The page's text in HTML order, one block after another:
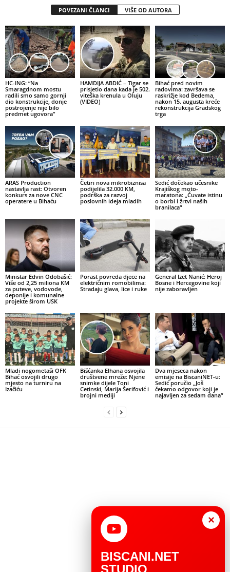
POVEZANI ČLANCI VIŠE OD AUTORA
HC-ING: “Na
Smaragdnom mostu
radili smo samo gornji
dio konstrukcije, donje
postrojenje nije bilo
predmet ugovora”
HAMDIJA ABDIĆ – Tigar se
prisjetio dana kada je 502.
viteška krenula u Oluju
(VIDEO)
Bihać pred novim
radovima: završava se
raskrižje kod Bedema,
nakon 15. augusta kreće
rekonstrukcija Gradskog
trga
ARAS Production
nastavlja rast: Otvoren
konkurs za nove CNC
operatere u Bihaću
Četiri nova mikrobiznisa
podijelila 32.000 KM,
podrška za razvoj
poslovnih ideja mladih
Sedić dočekao učesnike
Krajiškog moto-
maratona: „Čuvate istinu
o borbi i žrtvi naših
branilaca“
Ministar Edvin Odobašić:
Više od 2,25 miliona KM
za puteve, vodovode,
deponije i komunalne
projekte širom USK
Porast povreda djece na
električnim romobilima:
Stradaju glava, lice i ruke
General Izet Nanić: Heroj
Bosne i Hercegovine koji
nije zaboravljen
Mladi nogometaši OFK
Bihać osvojili drugo
mjesto na turniru na
Izačiću
Bišćanka Elhana osvojila
društvene mreže: Njene
snimke dijele Toni
Cetinski, Marija Šerifović i
brojni mediji
Dva mjeseca nakon
emisije na BiscaniNET-u:
Sedić poručio „Još
čekamo odgovor koji je
najavljen za sedam dana“
×
BISCANI.NET
STUDIO